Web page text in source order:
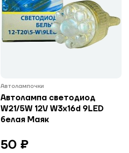
Автолампочки
Автолампа светодиод
W21/5W 12V W3x16d 9LED
белая Маяк
50 ₽